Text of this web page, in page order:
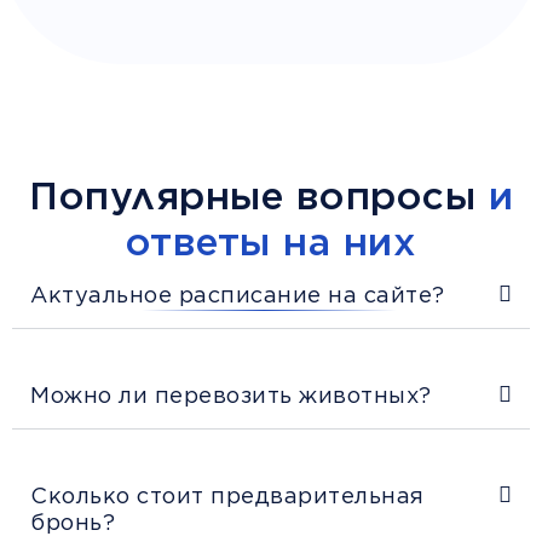
Популярные вопросы и
ответы на них
Актуальное расписание на сайте?
Можно ли перевозить животных?
Сколько стоит предварительная
бронь?